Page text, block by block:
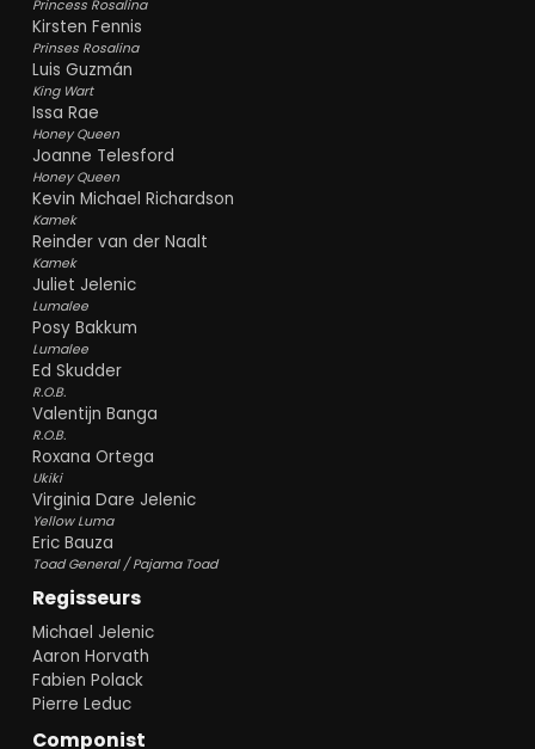
gehad in het uitbreiden van het Mario-
universum. Vrijwel iedere scène zit vol
verwijzingen naar de games, zonder dat
nieuwe kijkers de draad kwijtraken. Bekende
power-ups, iconische locaties, Rainbow Road,
Luma's, Yoshi en talloze andere Nintendo-
knipogen volgen elkaar in hoog tempo op. De
nieuwe kosmische werelden zijn prachtig
vormgegeven en geven de animatie van
kleurrijke planeten, sterrenvelden en
twijfel tot de mooiste beelden die de studio
tot nu toe heeft gemaakt.
De stemmencast voelt inmiddels volledig
opnieuw zijn optimisme en onbevangenheid,
timing en Jack Black steelt regelmatig de
voor kinderen, terwijl volwassenen juist veel
plezier beleven aan de talloze verwijzingen,
subtiele grappen en nostalgische details.
Brian Tyler keert terug als componist en
verweeft opnieuw de iconische melodieën
van Koji Kondo met een groots symfonisch
avontuur. De bekende Mario-thema's krijgen
een kosmische uitbreiding die perfect past bij
Princess Rosalina
Kirsten Fennis
Prinses Rosalina
Luis Guzmán
King Wart
Issa Rae
Honey Queen
Joanne Telesford
Honey Queen
Kevin Michael Richardson
Kamek
Reinder van der Naalt
Kamek
Juliet Jelenic
Lumalee
Posy Bakkum
Lumalee
Ed Skudder
R.O.B.
Valentijn Banga
R.O.B.
Roxana Ortega
Ukiki
Virginia Dare Jelenic
Yellow Luma
Eric Bauza
Toad General / Pajama Toad
Regisseurs
Michael Jelenic
Aaron Horvath
Fabien Polack
Pierre Leduc
Componist